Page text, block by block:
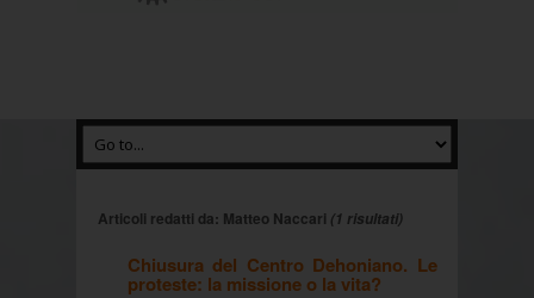
Articoli redatti da: Matteo Naccari (1 risultati)
Chiusura del Centro Dehoniano. Le
proteste: la missione o la vita?